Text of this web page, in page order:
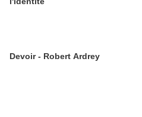
Devoir - Robert Ardrey